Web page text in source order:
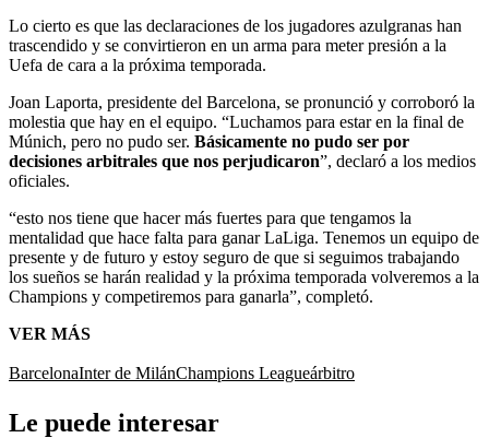
Lo cierto es que las declaraciones de los jugadores azulgranas han
trascendido y se convirtieron en un arma para meter presión a la
Uefa de cara a la próxima temporada.
Joan Laporta, presidente del Barcelona, se pronunció y corroboró la
molestia que hay en el equipo. “Luchamos para estar en la final de
Múnich, pero no pudo ser. Básicamente no pudo ser por
decisiones arbitrales que nos perjudicaron”, declaró a los medios
oficiales.
“esto nos tiene que hacer más fuertes para que tengamos la
mentalidad que hace falta para ganar LaLiga. Tenemos un equipo de
presente y de futuro y estoy seguro de que si seguimos trabajando
los sueños se harán realidad y la próxima temporada volveremos a la
Champions y competiremos para ganarla”, completó.
VER MÁS
BarcelonaInter de MilánChampions Leagueárbitro
Le puede interesar